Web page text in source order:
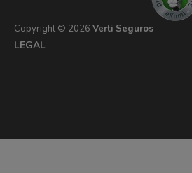
LEGAL
Copyright © 2026 Verti Seguros